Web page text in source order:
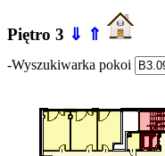
Piętro 3 ⇓ ⇑
-Wyszukiwarka pokoi